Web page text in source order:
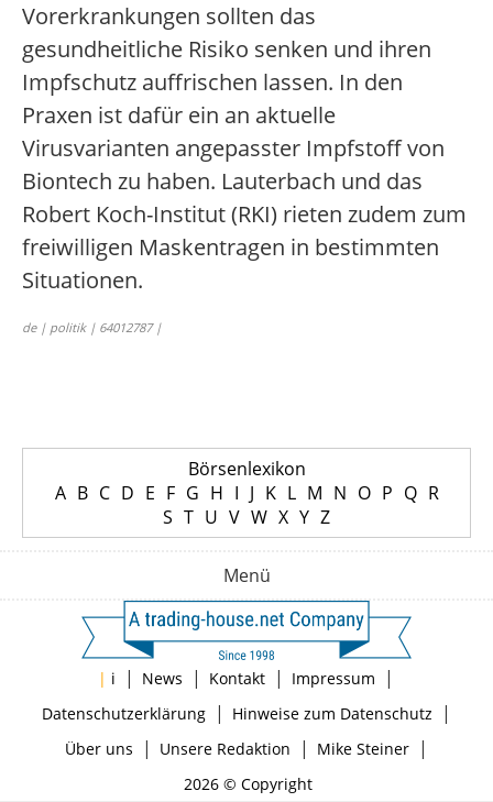
Vorerkrankungen sollten das
gesundheitliche Risiko senken und ihren
Impfschutz auffrischen lassen. In den
Praxen ist dafür ein an aktuelle
Virusvarianten angepasster Impfstoff von
Biontech zu haben. Lauterbach und das
Robert Koch-Institut (RKI) rieten zudem zum
freiwilligen Maskentragen in bestimmten
Situationen.
de | politik | 64012787 |
Börsenlexikon
A B C D E F G H I J K L M N O P Q R
S T U V W X Y Z
Menü
| i | News | Kontakt | Impressum |
Datenschutzerklärung| Hinweise zum Datenschutz |
Über uns | Unsere Redaktion | Mike Steiner|
2026 © Copyright